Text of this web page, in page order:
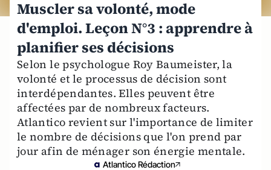
Muscler sa volonté, mode
d'emploi. Leçon N°3 : apprendre à
planifier ses décisions
Selon le psychologue Roy Baumeister, la
volonté et le processus de décision sont
interdépendantes. Elles peuvent être
affectées par de nombreux facteurs.
Atlantico revient sur l'importance de limiter
le nombre de décisions que l'on prend par
jour afin de ménager son énergie mentale.
Atlantico Rédaction